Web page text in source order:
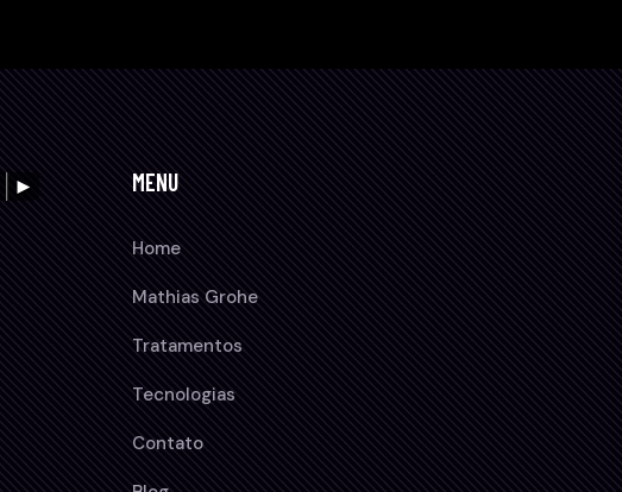
MENU
Home
Mathias Grohe
Tratamentos
Tecnologias
Contato